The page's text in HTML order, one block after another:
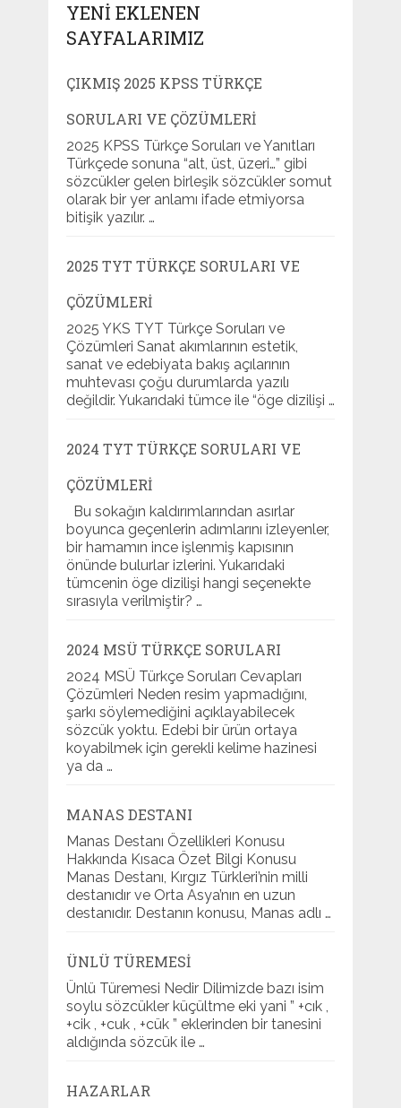
YENI EKLENEN
SAYFALARIMIZ
ÇIKMIŞ 2025 KPSS TÜRKÇE
SORULARI VE ÇÖZÜMLERI
2025 KPSS Türkçe Soruları ve Yanıtları
Türkçede sonuna “alt, üst, üzeri…” gibi
sözcükler gelen birleşik sözcükler somut
olarak bir yer anlamı ifade etmiyorsa
bitişik yazılır. …
2025 TYT TÜRKÇE SORULARI VE
ÇÖZÜMLERI
2025 YKS TYT Türkçe Soruları ve
Çözümleri Sanat akımlarının estetik,
sanat ve edebiyata bakış açılarının
muhtevası çoğu durumlarda yazılı
değildir. Yukarıdaki tümce ile “öge dizilişi …
2024 TYT TÜRKÇE SORULARI VE
ÇÖZÜMLERI
Bu sokağın kaldırımlarından asırlar
boyunca geçenlerin adımlarını izleyenler,
bir hamamın ince işlenmiş kapısının
önünde bulurlar izlerini. Yukarıdaki
tümcenin öge dizilişi hangi seçenekte
sırasıyla verilmiştir? …
2024 MSÜ TÜRKÇE SORULARI
2024 MSÜ Türkçe Soruları Cevapları
Çözümleri Neden resim yapmadığını,
şarkı söylemediğini açıklayabilecek
sözcük yoktu. Edebi bir ürün ortaya
koyabilmek için gerekli kelime hazinesi
ya da …
MANAS DESTANI
Manas Destanı Özellikleri Konusu
Hakkında Kısaca Özet Bilgi Konusu
Manas Destanı, Kırgız Türkleri’nin milli
destanıdır ve Orta Asya’nın en uzun
destanıdır. Destanın konusu, Manas adlı …
ÜNLÜ TÜREMESI
Ünlü Türemesi Nedir Dilimizde bazı isim
soylu sözcükler küçültme eki yani ” +cık ,
+cik , +cuk , +cük ” eklerinden bir tanesini
aldığında sözcük ile …
HAZARLAR